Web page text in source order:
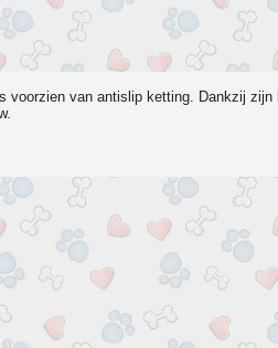
van antislip ketting. Dankzij zijn